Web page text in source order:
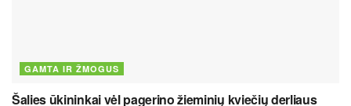
GAMTA IR ŽMOGUS
Šalies ūkininkai vėl pagerino žieminių kviečių derliaus